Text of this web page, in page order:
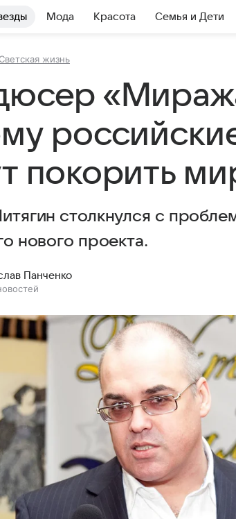
Мода Красота Семья и Дети
Светская жизнь
покорить
столкнулся с
нового проекта.
Панченко